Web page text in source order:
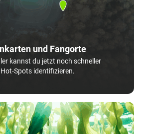
und Fangorte
kannst du jetzt noch schneller
Spots identifizieren.